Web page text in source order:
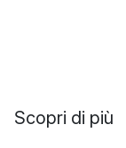
Scopri di più